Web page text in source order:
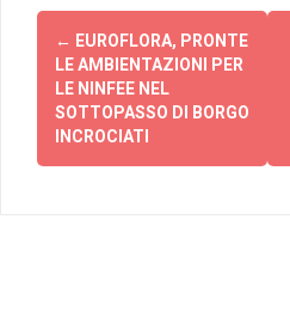
Navigazione
articolo
← EUROFLORA, PRONTE
LE AMBIENTAZIONI PER
LE NINFEE NEL
SOTTOPASSO DI BORGO
INCROCIATI